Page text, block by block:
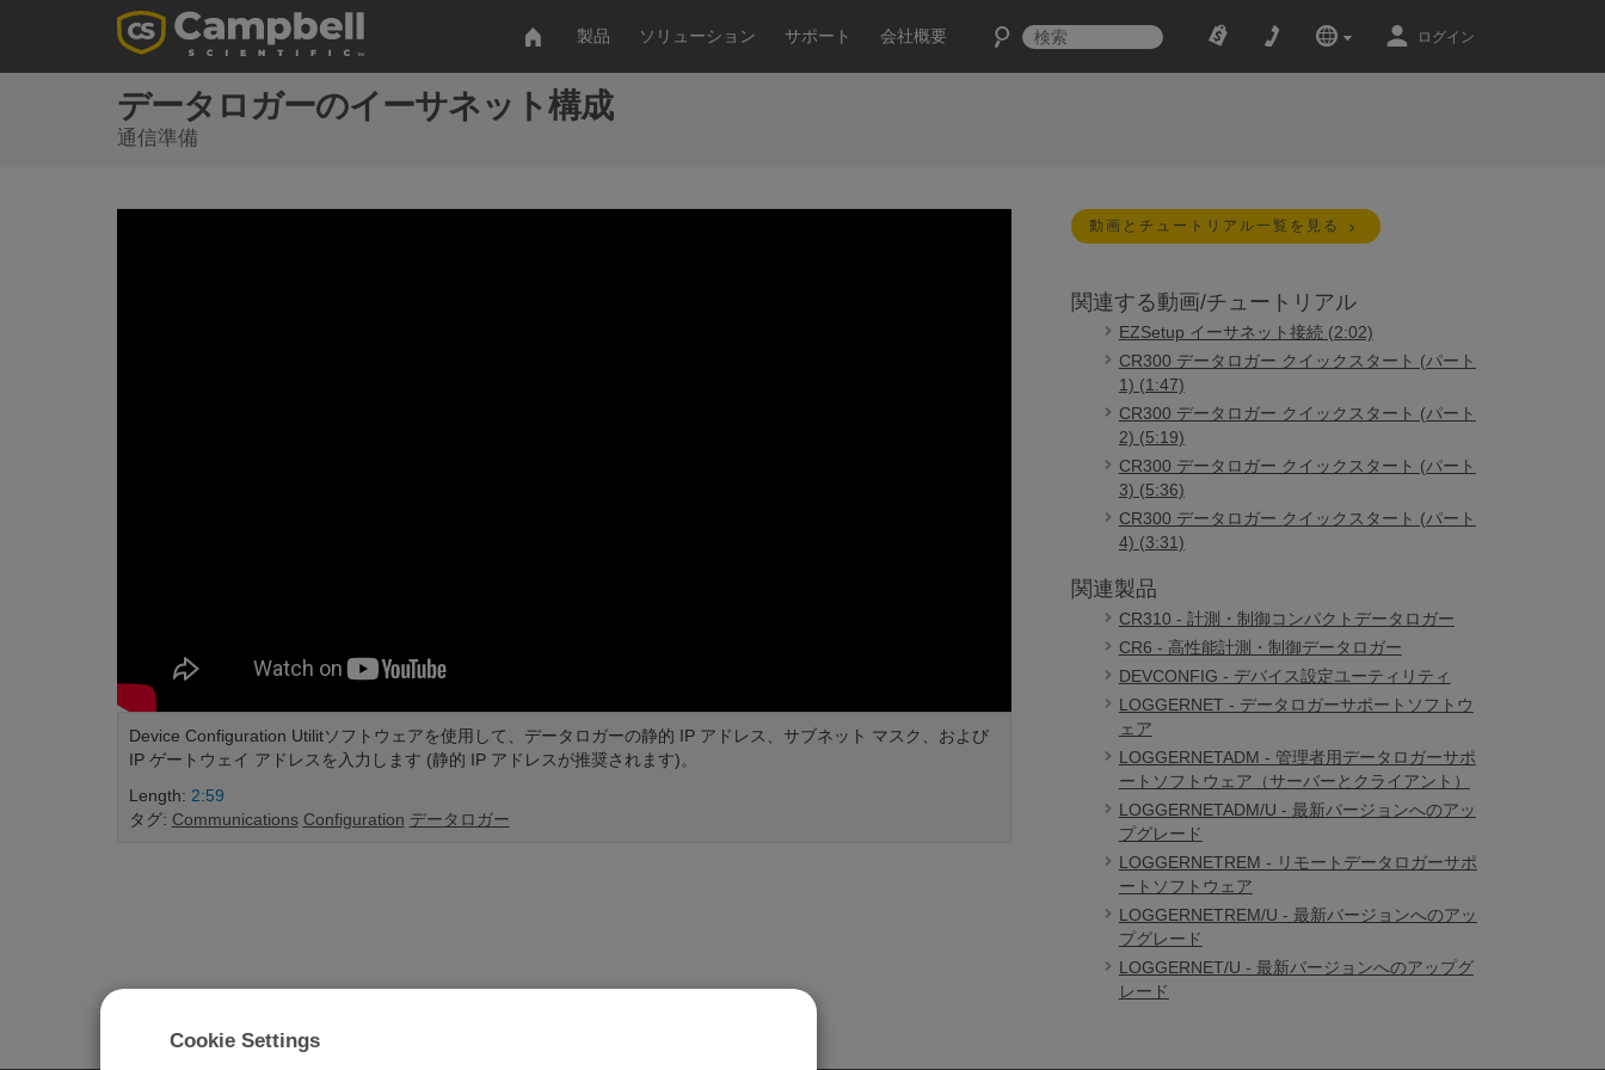
製品 ソリューション サポート 会社概要 ログイン
データロガーのイーサネット構成
通信準備
Device Configuration Utilitソフトウェアを使用して、データロガーの静的 IP アドレス、サブネット マスク、および
IP ゲートウェイ アドレスを入力します (静的 IP アドレスが推奨されます)。
Length: 2:59
タグ: Communications Configuration データロガー
動画とチュートリアル一覧を見る
関連する動画/チュートリアル
EZSetup イーサネット接続 (2:02)
CR300 データロガー クイックスタート (パート
1) (1:47)
CR300 データロガー クイックスタート (パート
2) (5:19)
CR300 データロガー クイックスタート (パート
3) (5:36)
CR300 データロガー クイックスタート (パート
4) (3:31)
関連製品
CR310 - 計測・制御コンパクトデータロガー
CR6 - 高性能計測・制御データロガー
DEVCONFIG - デバイス設定ユーティリティ
LOGGERNET - データロガーサポートソフトウ
ェア
LOGGERNETADM - 管理者用データロガーサポ
ートソフトウェア（サーバーとクライアント）
LOGGERNETADM/U - 最新バージョンへのアッ
プグレード
LOGGERNETREM - リモートデータロガーサポ
ートソフトウェア
LOGGERNETREM/U - 最新バージョンへのアッ
プグレード
LOGGERNET/U - 最新バージョンへのアップグ
レード
Cookie Settings